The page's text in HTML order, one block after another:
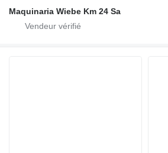
Maquinaria Wiebe Km 24 Sa